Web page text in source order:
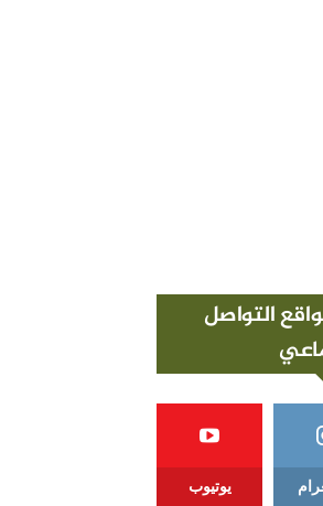
التواصل
يوتيوب